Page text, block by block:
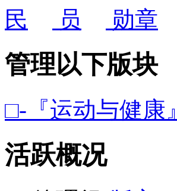
管理以下版块
□-『运动与健康』
活跃概况